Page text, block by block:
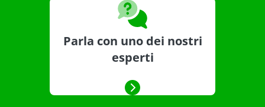
Parla con uno dei nostri
esperti